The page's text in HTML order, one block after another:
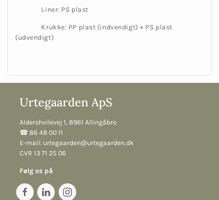
Liner: PS plast
Krukke: PP plast (indvendigt) + PS plast
(udvendigt)
Urtegaarden ApS
Aldershvilevej 1, 8961 Allingåbro
☎︎ 86 48 00 11
E-mail: urtegaarden@urtegaarden.dk
CVR 13 71 25 06
Følg os på